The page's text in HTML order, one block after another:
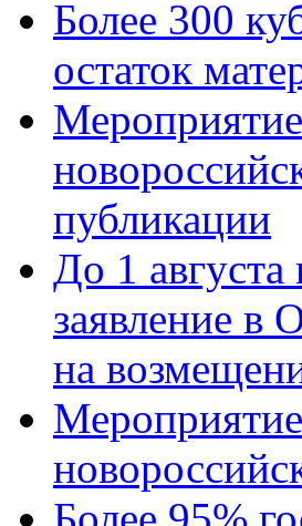
Более 300
остаток
публикации
До 1 августа
заявление в
на